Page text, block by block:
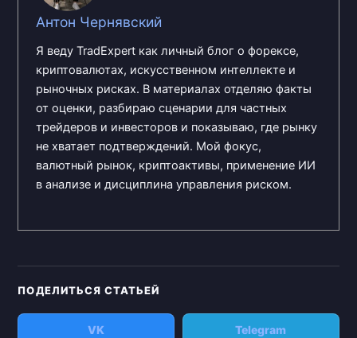
Антон Чернявский
Я веду TradExpert как личный блог о форексе,
криптовалютах, искусственном интеллекте и
рыночных рисках. В материалах отделяю факты
от оценки, разбираю сценарии для частных
трейдеров и инвесторов и показываю, где рынку
не хватает подтверждений. Мой фокус,
валютный рынок, криптоактивы, применение ИИ
в анализе и дисциплина управления риском.
ПОДЕЛИТЬСЯ СТАТЬЕЙ
VK Telegram